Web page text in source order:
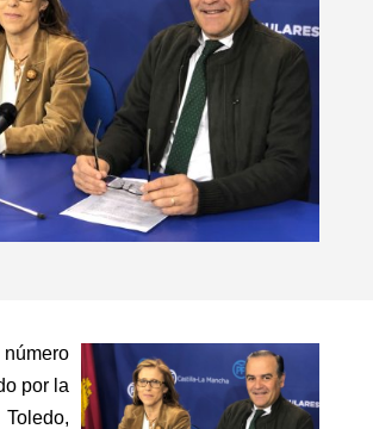
número
por la